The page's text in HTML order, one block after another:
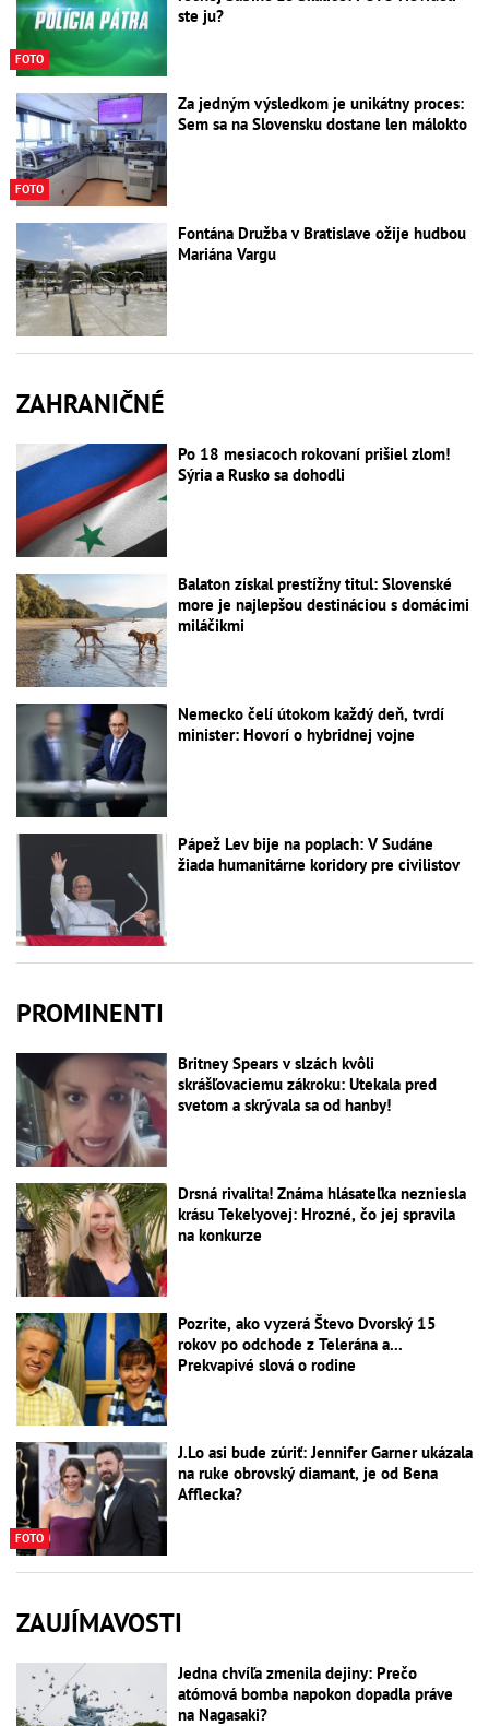
FOTO
ste ju?
FOTO
Za jedným výsledkom je unikátny proces:
Sem sa na Slovensku dostane len málokto
Fontána Družba v Bratislave ožije hudbou
Mariána Vargu
ZAHRANIČNÉ
Po 18 mesiacoch rokovaní prišiel zlom!
Sýria a Rusko sa dohodli
Balaton získal prestížny titul: Slovenské
more je najlepšou destináciou s domácimi
miláčikmi
Nemecko čelí útokom každý deň, tvrdí
minister: Hovorí o hybridnej vojne
Pápež Lev bije na poplach: V Sudáne
žiada humanitárne koridory pre civilistov
PROMINENTI
Britney Spears v slzách kvôli
skrášľovaciemu zákroku: Utekala pred
svetom a skrývala sa od hanby!
Drsná rivalita! Známa hlásateľka nezniesla
krásu Tekelyovej: Hrozné, čo jej spravila
na konkurze
Pozrite, ako vyzerá Števo Dvorský 15
rokov po odchode z Telerána a...
Prekvapivé slová o rodine
FOTO
J.Lo asi bude zúriť: Jennifer Garner ukázala
na ruke obrovský diamant, je od Bena
Afflecka?
ZAUJÍMAVOSTI
Jedna chvíľa zmenila dejiny: Prečo
atómová bomba napokon dopadla práve
na Nagasaki?